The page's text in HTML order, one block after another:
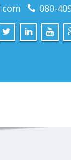
080-